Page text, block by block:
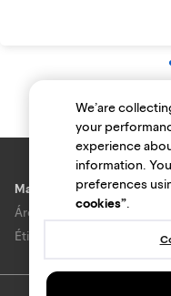
Marcas e lojas
Área do anunciante
Ética e Integridade
We’are
your
experience
information.
preferences
cookies”.